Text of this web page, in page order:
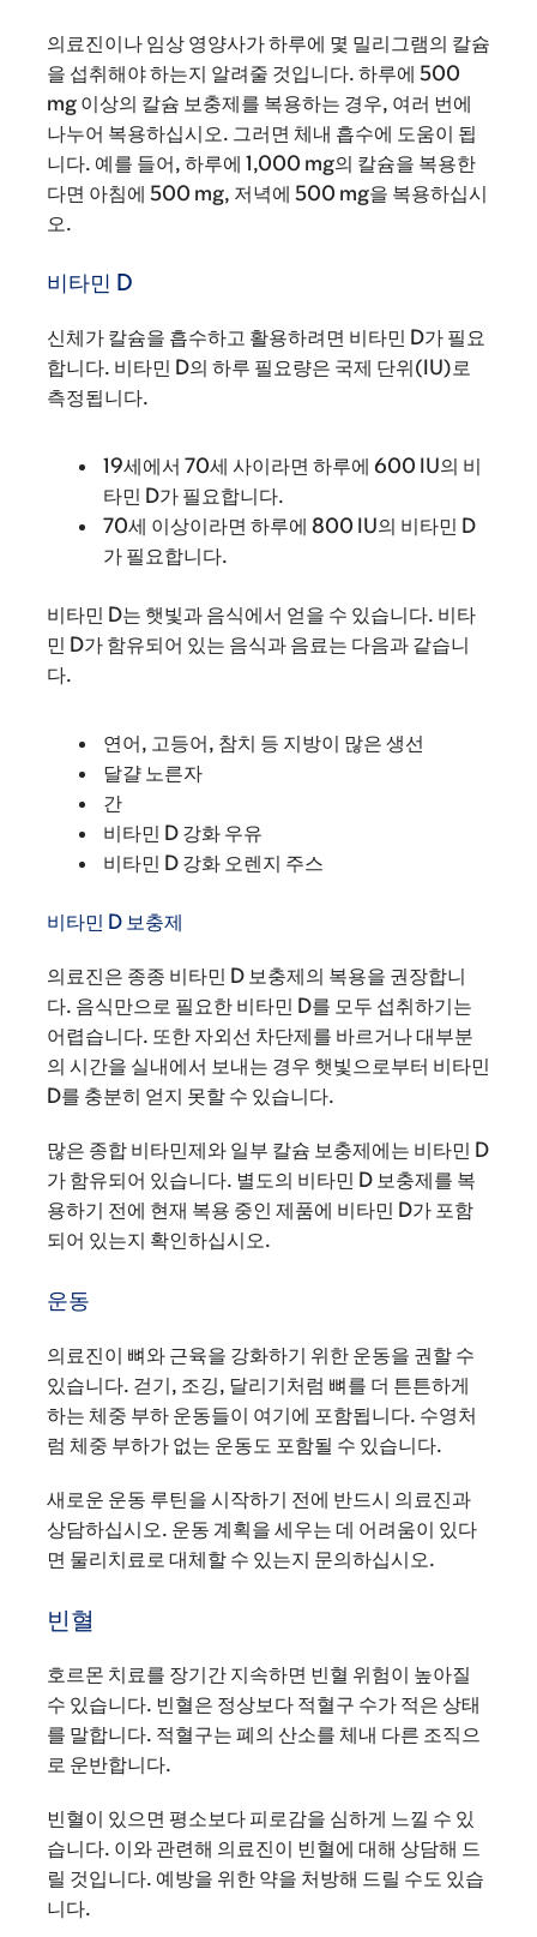
의료진이나 임상 영양사가 하루에 몇 밀리그램의 칼슘
을 섭취해야 하는지 알려줄 것입니다. 하루에 500
mg 이상의 칼슘 보충제를 복용하는 경우, 여러 번에
나누어 복용하십시오. 그러면 체내 흡수에 도움이 됩
니다. 예를 들어, 하루에 1,000 mg의 칼슘을 복용한
다면 아침에 500 mg, 저녁에 500 mg을 복용하십시
오.
비타민 D
신체가 칼슘을 흡수하고 활용하려면 비타민 D가 필요
합니다. 비타민 D의 하루 필요량은 국제 단위(IU)로
측정됩니다.
19세에서 70세 사이라면 하루에 600 IU의 비
타민 D가 필요합니다.
70세 이상이라면 하루에 800 IU의 비타민 D
가 필요합니다.
비타민 D는 햇빛과 음식에서 얻을 수 있습니다. 비타
민 D가 함유되어 있는 음식과 음료는 다음과 같습니
다.
연어, 고등어, 참치 등 지방이 많은 생선
달걀 노른자
간
비타민 D 강화 우유
비타민 D 강화 오렌지 주스
비타민 D 보충제
의료진은 종종 비타민 D 보충제의 복용을 권장합니
다. 음식만으로 필요한 비타민 D를 모두 섭취하기는
어렵습니다. 또한 자외선 차단제를 바르거나 대부분
의 시간을 실내에서 보내는 경우 햇빛으로부터 비타민
D를 충분히 얻지 못할 수 있습니다.
많은 종합 비타민제와 일부 칼슘 보충제에는 비타민 D
가 함유되어 있습니다. 별도의 비타민 D 보충제를 복
용하기 전에 현재 복용 중인 제품에 비타민 D가 포함
되어 있는지 확인하십시오.
운동
의료진이 뼈와 근육을 강화하기 위한 운동을 권할 수
있습니다. 걷기, 조깅, 달리기처럼 뼈를 더 튼튼하게
하는 체중 부하 운동들이 여기에 포함됩니다. 수영처
럼 체중 부하가 없는 운동도 포함될 수 있습니다.
새로운 운동 루틴을 시작하기 전에 반드시 의료진과
상담하십시오. 운동 계획을 세우는 데 어려움이 있다
면 물리치료로 대체할 수 있는지 문의하십시오.
빈혈
호르몬 치료를 장기간 지속하면 빈혈 위험이 높아질
수 있습니다. 빈혈은 정상보다 적혈구 수가 적은 상태
를 말합니다. 적혈구는 폐의 산소를 체내 다른 조직으
로 운반합니다.
빈혈이 있으면 평소보다 피로감을 심하게 느낄 수 있
습니다. 이와 관련해 의료진이 빈혈에 대해 상담해 드
릴 것입니다. 예방을 위한 약을 처방해 드릴 수도 있습
니다.